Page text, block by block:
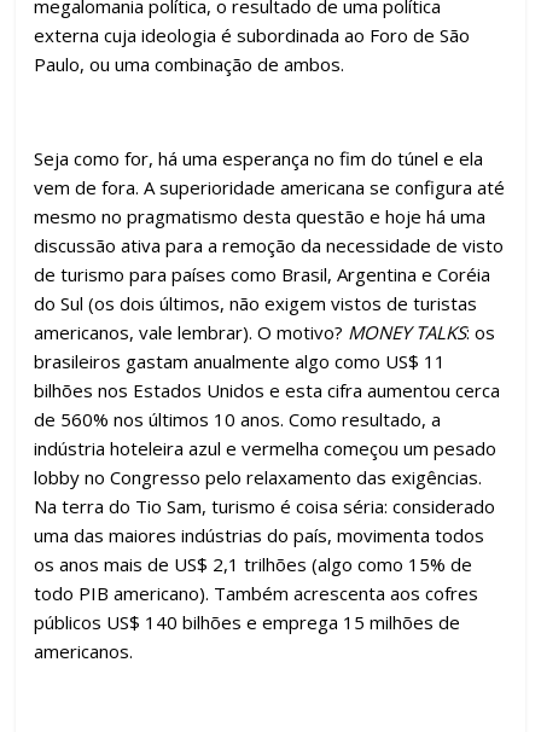
megalomania política, o resultado de uma política
externa cuja ideologia é subordinada ao Foro de São
Paulo, ou uma combinação de ambos.
Seja como for, há uma esperança no fim do túnel e ela
vem de fora. A superioridade americana se configura até
mesmo no pragmatismo desta questão e hoje há uma
discussão ativa para a remoção da necessidade de visto
de turismo para países como Brasil, Argentina e Coréia
do Sul (os dois últimos, não exigem vistos de turistas
americanos, vale lembrar). O motivo? MONEY TALKS: os
brasileiros gastam anualmente algo como US$ 11
bilhões nos Estados Unidos e esta cifra aumentou cerca
de 560% nos últimos 10 anos. Como resultado, a
indústria hoteleira azul e vermelha começou um pesado
lobby no Congresso pelo relaxamento das exigências.
Na terra do Tio Sam, turismo é coisa séria: considerado
uma das maiores indústrias do país, movimenta todos
os anos mais de US$ 2,1 trilhões (algo como 15% de
todo PIB americano). Também acrescenta aos cofres
públicos US$ 140 bilhões e emprega 15 milhões de
americanos.